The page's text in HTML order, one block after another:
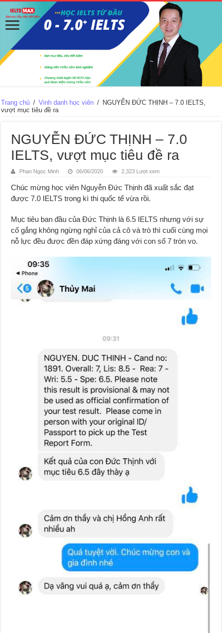
Trang chủ / Vinh danh học viên / NGUYỄN ĐỨC THỊNH – 7.0 IELTS,
vượt mục tiêu đề ra
NGUYỄN ĐỨC THỊNH – 7.0
IELTS, vượt mục tiêu đề ra
Phan Ngọc Minh 06/06/2020 2,323 Lượt xem
Chúc mừng học viên Nguyễn Đức Thịnh đã xuất sắc đạt
được 7.0 IELTS trong kì thi quốc tế vừa rồi.
Mục tiêu ban đầu của Đức Thịnh là 6.5 IELTS nhưng với sự
cố gắng không ngừng nghỉ của cả cô và trò thì cuối cùng mọi
nỗ lực đều được đền đáp xứng đáng với con số 7 tròn vo.